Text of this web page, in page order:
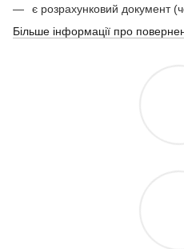
є розрахунковий документ
Більше інформації про